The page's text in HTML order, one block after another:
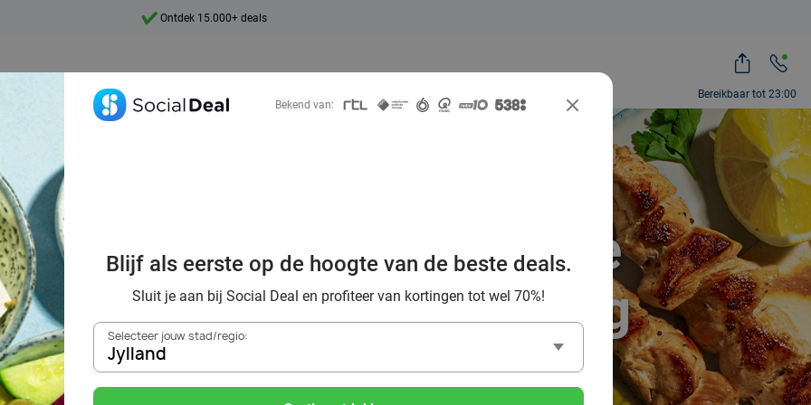
Bereikbaar tot 23:00
7 dagen per week beschikbaar
de beste Griekse
in Jylland en omgeving
Bekend van:
Blijf als eerste op de hoogte van de beste deals.
Sluit je aan bij Social Deal en profiteer van kortingen tot wel 70%!
Selecteer jouw stad/regio:
Jylland